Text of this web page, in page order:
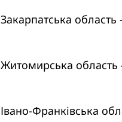
Закарпатська
Житомирська
Івано-Франківська